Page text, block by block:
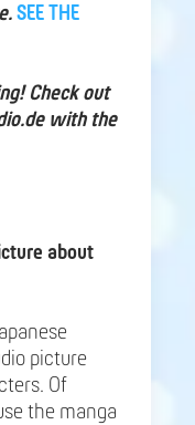
SEE THE
Check out
with the
about
picture
Of
the manga